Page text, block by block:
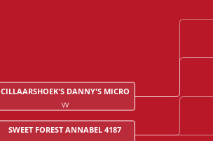
CILLAARSHOEK'S DANNY'S MICRO
VV
SWEET FOREST ANNABEL 4187